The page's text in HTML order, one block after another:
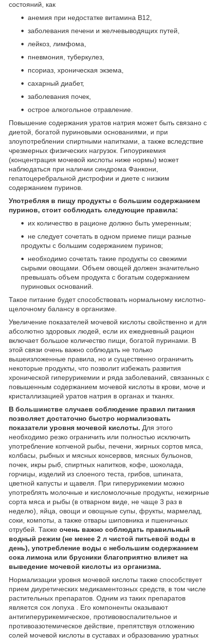
состояний, как
анемия при недостатке витамина В12,
заболевания печени и желчевыводящих путей,
лейкоз, лимфома,
пневмония, туберкулез,
псориаз, хроническая экзема,
сахарный диабет,
заболевания почек,
острое алкогольное отравление.
Повышение содержания уратов натрия может быть связано с
диетой, богатой пуриновыми основаниями, и при
злоупотреблении спиртными напитками, а также вследствие
чрезмерных физических нагрузок. Гипоурикемия
(концентрация мочевой кислоты ниже нормы) может
наблюдаться при наличии синдрома Фанкони,
гепатоцеребральной дистрофии и диете с низким
содержанием пуринов.
Употребляя в пищу продукты с большим содержанием
пуринов, стоит соблюдать следующие правила:
их количество в рационе должно быть умеренным;
не следует сочетать в одном приеме пищи разные
продукты с большим содержанием пуринов;
необходимо сочетать такие продукты со свежими
сырыми овощами. Объем овощей должен значительно
превышать объем продукта с богатым содержанием
пуриновых оснований.
Такое питание будет способствовать нормальному кислотно-
щелочному балансу в организме.
Увеличение показателей мочевой кислоты свойственно и для
абсолютно здоровых людей, если их ежедневный рацион
включает большое количество пищи, богатой пуринами. В
этой связи очень важно соблюдать не только
вышеизложенные правила, но и существенно ограничить
некоторые продукты, что позволит избежать развития
хронической гиперурикемии и ряда заболеваний, связанных с
повышенным содержанием мочевой кислоты в крови, моче и
кристаллизацией уратов натрия в органах и тканях.
В большинстве случаев соблюдение правил питания
позволяет достаточно быстро нормализовать
показатели уровня мочевой кислоты. Для этого
необходимо резко ограничить или полностью исключить
употребление копченой рыбы, печени, жирных сортов мяса,
колбасы, рыбных и мясных консервов, мясных бульонов,
почек, икры рыб, спиртных напитков, кофе, шоколада,
горчицы, изделий из слоеного теста, грибов, шпината,
цветной капусты и щавеля. При гиперурикемии можно
употреблять молочные и кисломолочные продукты, нежирные
сорта мяса и рыбы (в отварном виде, не чаще 3 раз в
неделю), яйца, овощи и овощные супы, фрукты, мармелад,
соки, компоты, а также отвары шиповника и пшеничных
отрубей. Также очень важно соблюдать правильный
водный режим (не менее 2 л чистой питьевой воды в
день), употребление воды с небольшим содержанием
сока лимона или брусники благоприятно влияет на
выведение мочевой кислоты из организма.
Нормализации уровня мочевой кислоты также способствует
прием диуретических медикаментозных средств, в том числе
растительных препаратов. Одним из таких препаратов
является сок лопуха . Его компоненты оказывают
антигиперурикемическое, противовоспалительное и
противоазотемическое действие, препятствуя отложению
солей мочевой кислоты в суставах и образованию уратных